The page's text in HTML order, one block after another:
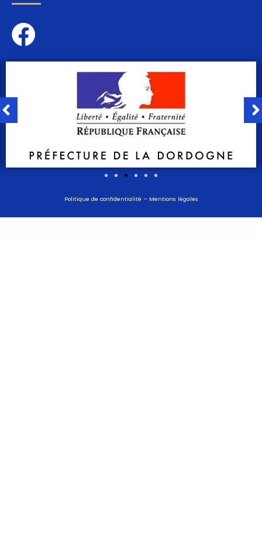
Politique de confidentialité – Mentions légales